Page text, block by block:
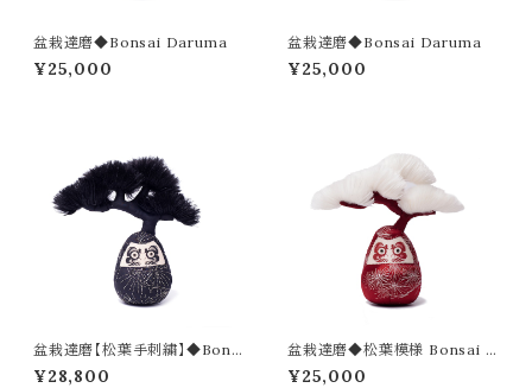
盆栽達磨◆Bonsai Daruma
¥25,000
盆栽達磨◆Bonsai Daruma
¥25,000
盆栽達磨【松葉手刺繍】◆Bons
ai Daruma-sashiko
¥28,800
盆栽達磨◆松葉模様 Bonsai D
aruma
¥25,000